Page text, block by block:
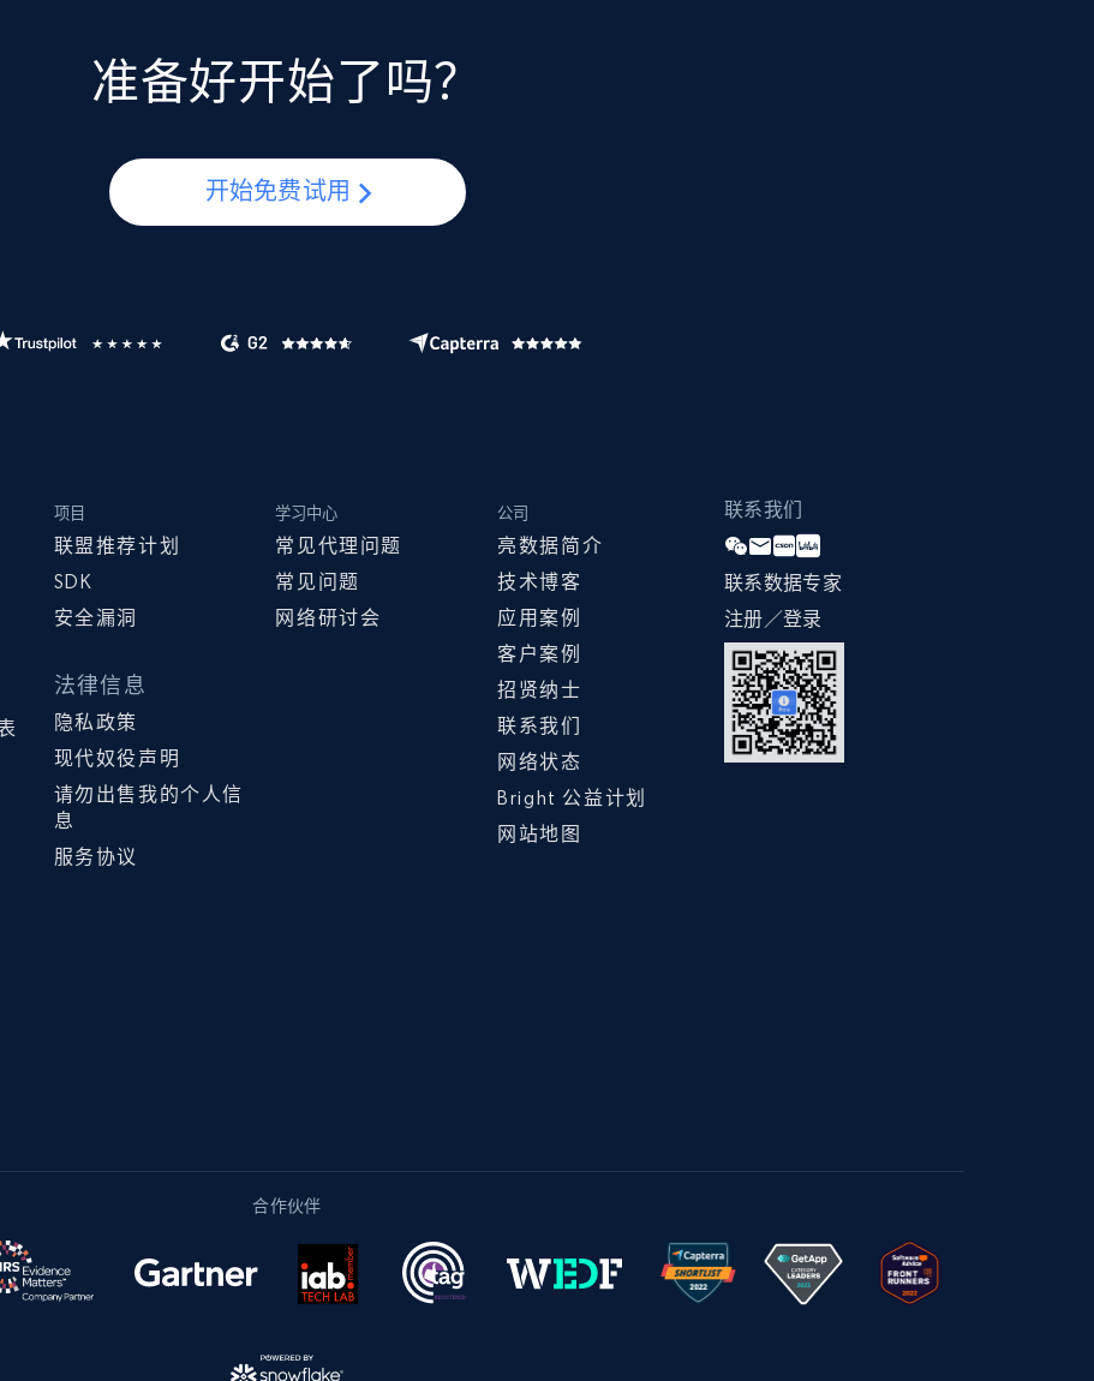
准备好开始了吗？
开始免费试用
项目
联盟推荐计划
SDK
安全漏洞
法律信息
隐私政策
现代奴役声明
请勿出售我的个人信
息
服务协议
学习中心
常见代理问题
常见问题
网络研讨会
公司
亮数据简介
技术博客
应用案例
客户案例
招贤纳士
联系我们
网络状态
Bright 公益计划
网站地图
联系我们
联系数据专家
注册／登录
合作伙伴